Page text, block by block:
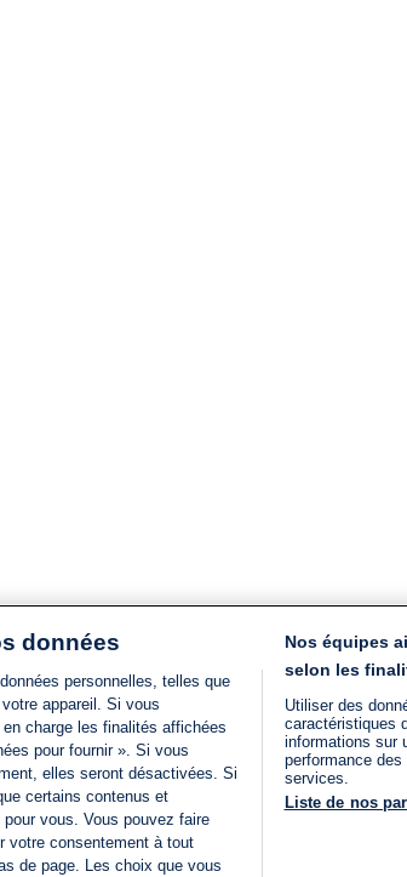
données
personnelles, telles que
appareil. Si vous
charge les finalités affichées
pour fournir ». Si vous
elles seront désactivées. Si
certains contenus et
vous. Vous pouvez faire
votre consentement à tout
de page. Les choix que vous
Nos équipes
selon les
Utiliser des
caractéristiques
informations sur
performance
services.
Liste de nos